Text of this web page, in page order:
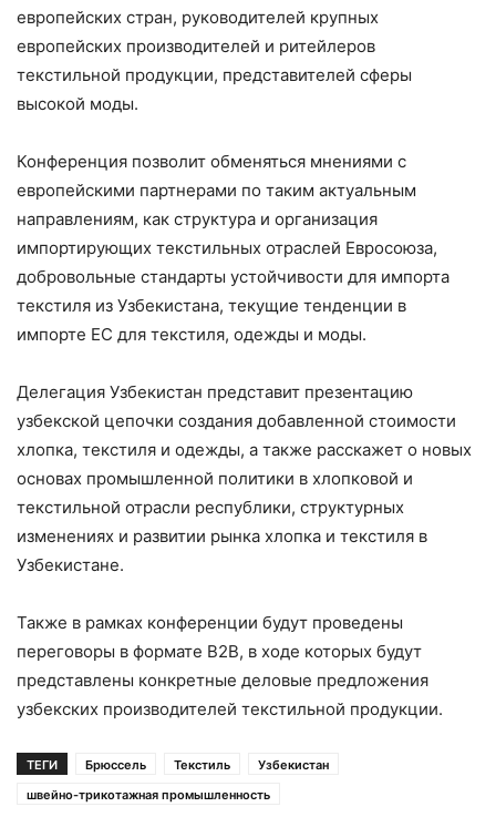
европейских стран, руководителей крупных
европейских производителей и ритейлеров
текстильной продукции, представителей сферы
высокой моды.
Конференция позволит обменяться мнениями с
европейскими партнерами по таким актуальным
направлениям, как структура и организация
импортирующих текстильных отраслей Евросоюза,
добровольные стандарты устойчивости для импорта
текстиля из Узбекистана, текущие тенденции в
импорте ЕС для текстиля, одежды и моды.
Делегация Узбекистан представит презентацию
узбекской цепочки создания добавленной стоимости
хлопка, текстиля и одежды, а также расскажет о новых
основах промышленной политики в хлопковой и
текстильной отрасли республики, структурных
изменениях и развитии рынка хлопка и текстиля в
Узбекистане.
Также в рамках конференции будут проведены
переговоры в формате B2B, в ходе которых будут
представлены конкретные деловые предложения
узбекских производителей текстильной продукции.
ТЕГИ Брюссель Текстиль
Узбекистан
швейно-трикотажная промышленность